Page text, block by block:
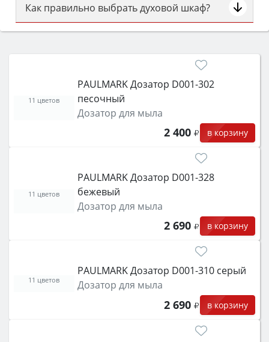
Как правильно выбрать духовой шкаф?
Сначала определитесь с типом (газовый или
затем смотрите на объём 50–70 л для семьи,
функции (конвекция, гриль, самоочистка,
защита от детей).
PAULMARK Дозатор D001-302
песочный
Дозатор для мыла
2 400 в корзину
11 цветов
PAULMARK Дозатор D001-328
бежевый
Дозатор для мыла
2 690 в корзину
11 цветов
PAULMARK Дозатор D001-310 серый
Дозатор для мыла
2 690 в корзину
11 цветов